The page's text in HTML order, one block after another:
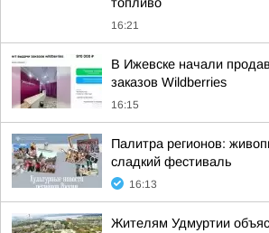
16:21
В Ижевске начали
заказов Wildberries
16:15
Палитра регионов:
сладкий фестиваль
16:13
Жителям Удмуртии